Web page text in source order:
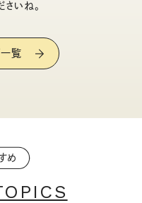
いね。
一覧
め